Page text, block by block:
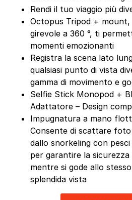
Rendi il tuo viaggio più
Octopus Tripod + mount,
girevole a 360 °, ti
momenti emozionanti
Registra la scena lato
qualsiasi punto di vista
gamma di movimento e
Selfie Stick Monopod +
Adattatore – Design
Impugnatura a mano
Consente di scattare
dallo snorkeling con
per garantire la
mentre si gode allo
splendida vista